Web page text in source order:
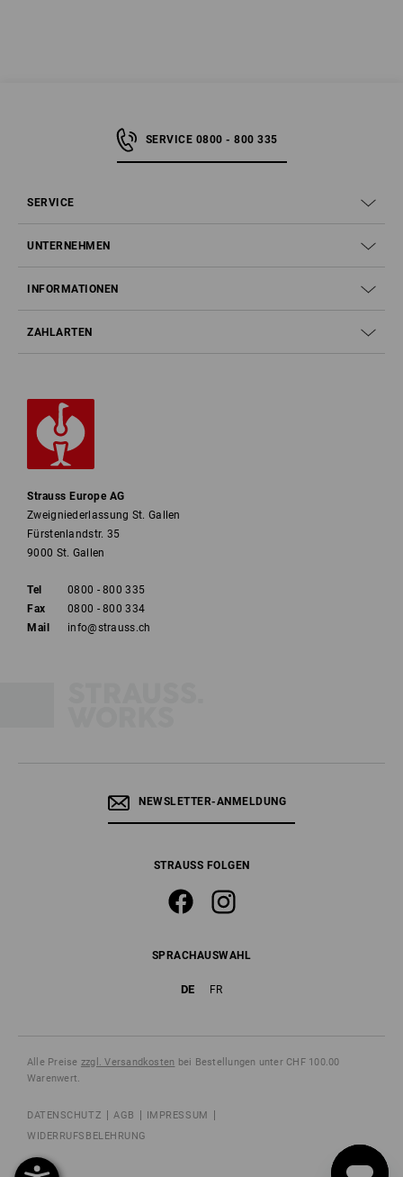
SERVICE 0800 - 800 335
SERVICE
UNTERNEHMEN
INFORMATIONEN
ZAHLARTEN
Strauss Europe AG
Zweigniederlassung St. Gallen
Fürstenlandstr. 35
9000 St. Gallen
Tel
0800 - 800 335
Fax
0800 - 800 334
Mail
info@strauss.ch
NEWSLETTER-ANMELDUNG
STRAUSS FOLGEN
SPRACHAUSWAHL
DE FR
Alle Preise zzgl. Versandkosten bei Bestellungen unter CHF 100.00
Warenwert.
DATENSCHUTZ AGB
IMPRESSUM
WIDERRUFSBELEHRUNG